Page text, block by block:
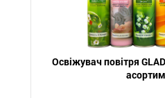
Освіжувач повітря